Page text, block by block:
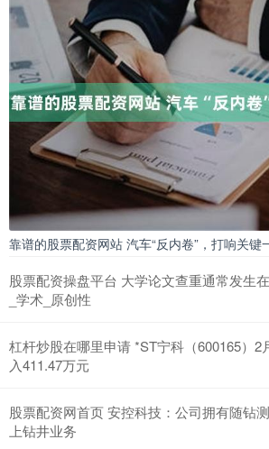
靠谱的股票配资网站 汽车“反内卷”，打响关键
股票配资操盘平台 大学论文查重通常发生
_学术_原创性
杠杆炒股在哪里申请 *ST宁科（600165）2
入411.47万元
股票配资网首页 安控科技：公司拥有随钻
上钻井业务